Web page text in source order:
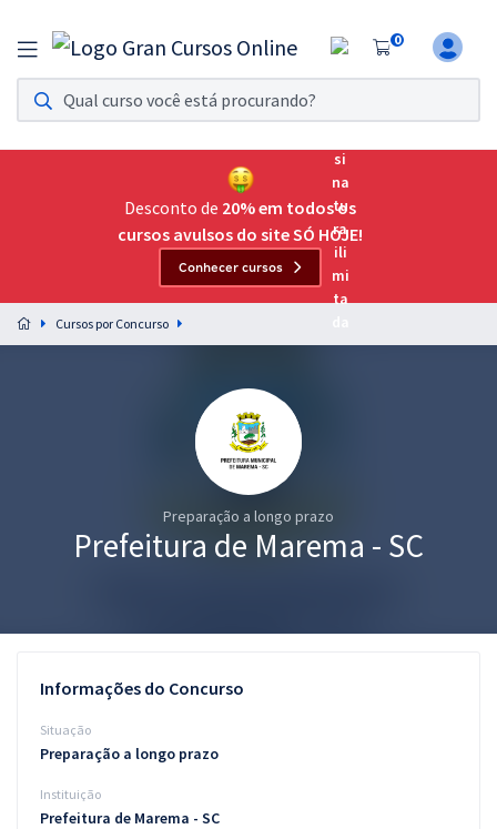
0
Assinatura Ilimitada 11
Acesso a todos os cursos. Teste grátis por 7 dias!
Assinatura OAB Até Passar
Acesso ilimitado a toda preparação para o Exame da
Preparação completa e intensiva para as principais
residências em saúde do Brasil
Graduação
Questões grátis
Blog
Desconto de 20% em todos os
cursos avulsos do site SÓ HOJE!
Conhecer cursos
Cursos por Concurso
Preparação a longo prazo
Prefeitura de Marema - SC
Informações do Concurso
Situação
Preparação a longo prazo
Instituição
Prefeitura de Marema - SC